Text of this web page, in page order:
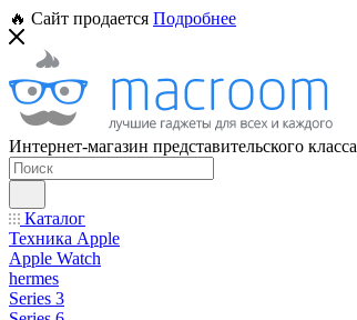
🔥 Сайт продается Подробнее
Интернет-магазин представительского класса
Каталог
Техника Apple
Apple Watch
hermes
Series 3